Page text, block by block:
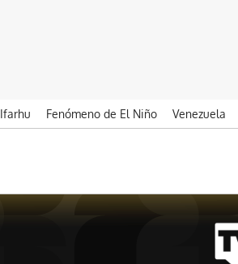
Ifarhu Fenómeno de El Niño Venezuela